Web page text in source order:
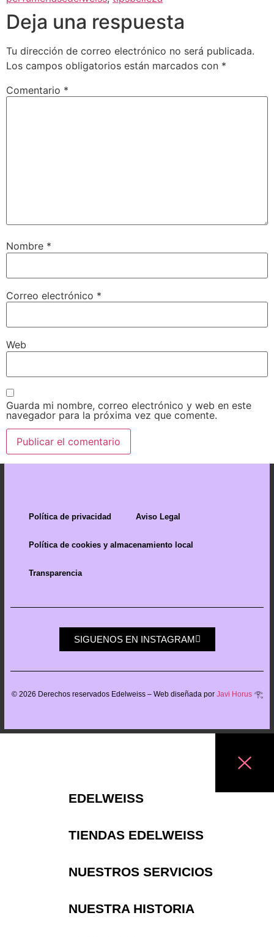
Deja una respuesta
Tu dirección de correo electrónico no será publicada.
Los campos obligatorios están marcados con *
Comentario *
Nombre *
Correo electrónico *
Web
Guarda mi nombre, correo electrónico y web en este
navegador para la próxima vez que comente.
Política de privacidad Aviso Legal
Política de cookies y almacenamiento local
Transparencia
SIGUENOS EN INSTAGRAM
© 2026 Derechos reservados Edelweiss – Web diseñada por Javi Horus𓂀
EDELWEISS
TIENDAS EDELWEISS
NUESTROS SERVICIOS
NUESTRA HISTORIA